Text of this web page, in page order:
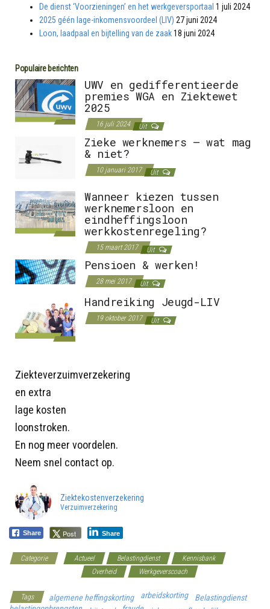
De dienst ‘Voorzieningen’ en het werkgeversportaal 1 juli 2024
2025 géén lage-inkomensvoordeel (LIV) 27 juni 2024
Loon, laadpaal en bijtelling van de zaak18 juni 2024
Populaire berichten
UWV en gedifferentieerde
premies WGA en Ziektewet
2025
16 juli 2024 Uit
Zieke werknemers – wat mag
& niet?
10 januari 2017 Uit
Wanneer kiezen tussen
werknemersloon en
eindheffingsloon
werkkostenregeling?
15 maart 2017 Uit
Pensioen & werken!
28 mei 2017 Uit
Handreiking Jeugd-LIV
19 oktober 2017 Uit
Ziekteverzuimverzekering
en extra
lage kosten
loonstroken.
En nog meer voordelen.
Neem snel contact op.
Ziektekostenverzekering
Verzuimverzekering
Share Post Share
Categorie Actueel Belastingdienst
Kennisbank
Overheid Werkgeverscoach
Tags algemene heffingskorting arbeidskorting
Belastingdienst